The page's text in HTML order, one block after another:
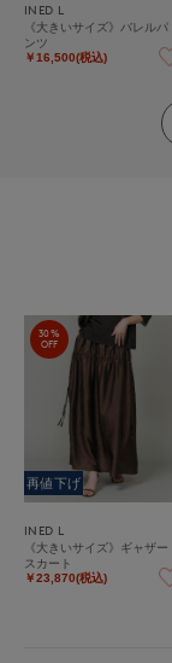
INED L
《大きいサイズ》バレルパ
ンツ
￥16,500(税込)
30%
OFF
再値下げ
INED L
《大きいサイズ》ギャザー
スカート
￥23,870(税込)